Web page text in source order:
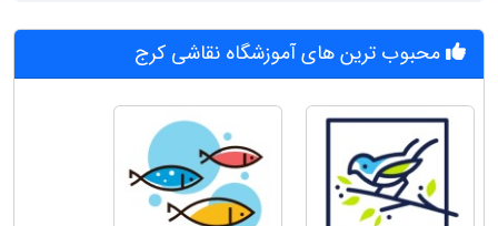
محبوب ترین های آموزشگاه نقاشی کرج